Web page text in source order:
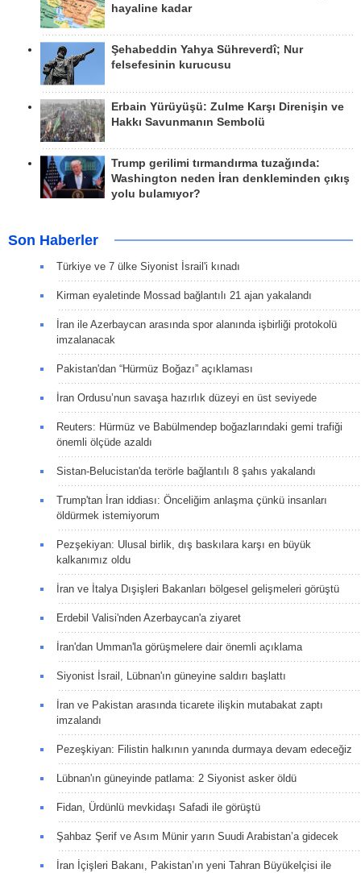
hayaline kadar
Şehabeddin Yahya Sühreverdî; Nur
felsefesinin kurucusu
Erbain Yürüyüşü: Zulme Karşı Direnişin ve
Hakkı Savunmanın Sembolü
Trump gerilimi tırmandırma tuzağında:
Washington neden İran denkleminden çıkış
yolu bulamıyor?
Son Haberler
Türkiye ve 7 ülke Siyonist İsrail'i kınadı
Kirman eyaletinde Mossad bağlantılı 21 ajan yakalandı
İran ile Azerbaycan arasında spor alanında işbirliği protokolü
imzalanacak
Pakistan'dan “Hürmüz Boğazı” açıklaması
İran Ordusu’nun savaşa hazırlık düzeyi en üst seviyede
Reuters: Hürmüz ve Babülmendep boğazlarındaki gemi trafiği
önemli ölçüde azaldı
Sistan-Belucistan'da terörle bağlantılı 8 şahıs yakalandı
Trump'tan İran iddiası: Önceliğim anlaşma çünkü insanları
öldürmek istemiyorum
Pezşekiyan: Ulusal birlik, dış baskılara karşı en büyük
kalkanımız oldu
İran ve İtalya Dışişleri Bakanları bölgesel gelişmeleri görüştü
Erdebil Valisi'nden Azerbaycan'a ziyaret
İran'dan Umman'la görüşmelere dair önemli açıklama
Siyonist İsrail, Lübnan'ın güneyine saldırı başlattı
İran ve Pakistan arasında ticarete ilişkin mutabakat zaptı
imzalandı
Pezeşkiyan: Filistin halkının yanında durmaya devam edeceğiz
Lübnan'ın güneyinde patlama: 2 Siyonist asker öldü
Fidan, Ürdünlü mevkidaşı Safadi ile görüştü
Şahbaz Şerif ve Asım Münir yarın Suudi Arabistan’a gidecek
İran İçişleri Bakanı, Pakistan’ın yeni Tahran Büyükelçisi ile